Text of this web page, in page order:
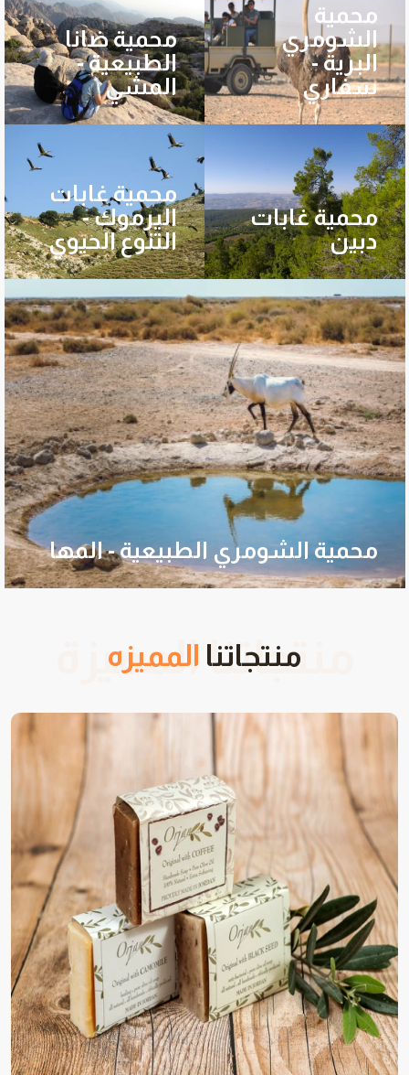
محمية
الشومري
البرية -
سفاري
محمية ضانا
الطبيعية -
المشي
محمية غابات
دبين
محمية غابات
اليرموك -
التنوع الحيوي
محمية الشومري الطبيعية - المها
المميزه منتجاتنا